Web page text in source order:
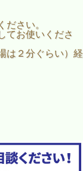
ださい。
てお使いくださ
は２分ぐらい）経